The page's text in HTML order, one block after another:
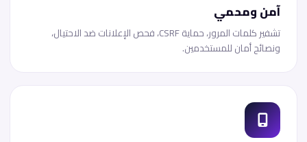
آمن ومحمي
تشفير كلمات المرور، حماية CSRF، فحص الإعلانات ضد الاحتيال،
ونصائح أمان للمستخدمين.